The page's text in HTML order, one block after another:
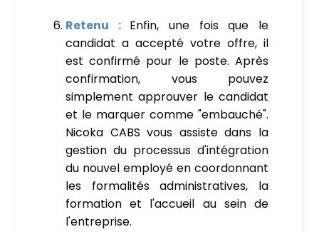
Retenu : Enfin, une fois que le
candidat a accepté votre offre, il
est confirmé pour le poste. Après
confirmation, vous pouvez
simplement approuver le candidat
et le marquer comme "embauché".
Nicoka CABS vous assiste dans la
gestion du processus d'intégration
du nouvel employé en coordonnant
les formalités administratives, la
formation et l'accueil au sein de
l'entreprise.